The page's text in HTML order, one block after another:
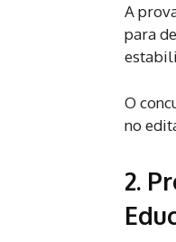
A
para
O
no
2.